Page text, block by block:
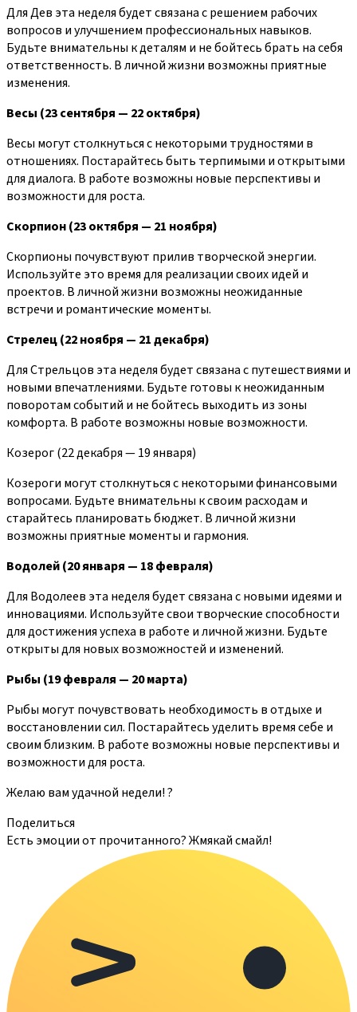
Для Дев эта неделя будет связана с решением рабочих
вопросов и улучшением профессиональных навыков.
Будьте внимательны к деталям и не бойтесь брать на себя
ответственность. В личной жизни возможны приятные
изменения.
Весы (23 сентября — 22 октября)
Весы могут столкнуться с некоторыми трудностями в
отношениях. Постарайтесь быть терпимыми и открытыми
для диалога. В работе возможны новые перспективы и
возможности для роста.
Скорпион (23 октября — 21 ноября)
Скорпионы почувствуют прилив творческой энергии.
Используйте это время для реализации своих идей и
проектов. В личной жизни возможны неожиданные
встречи и романтические моменты.
Стрелец (22 ноября — 21 декабря)
Для Стрельцов эта неделя будет связана с путешествиями и
новыми впечатлениями. Будьте готовы к неожиданным
поворотам событий и не бойтесь выходить из зоны
комфорта. В работе возможны новые возможности.
Козерог (22 декабря — 19 января)
Козероги могут столкнуться с некоторыми финансовыми
вопросами. Будьте внимательны к своим расходам и
старайтесь планировать бюджет. В личной жизни
возможны приятные моменты и гармония.
Водолей (20 января — 18 февраля)
Для Водолеев эта неделя будет связана с новыми идеями и
инновациями. Используйте свои творческие способности
для достижения успеха в работе и личной жизни. Будьте
открыты для новых возможностей и изменений.
Рыбы (19 февраля — 20 марта)
Рыбы могут почувствовать необходимость в отдыхе и
восстановлении сил. Постарайтесь уделить время себе и
своим близким. В работе возможны новые перспективы и
возможности для роста.
Желаю вам удачной недели! ?
Поделиться
Есть эмоции от прочитанного? Жмякай смайл!